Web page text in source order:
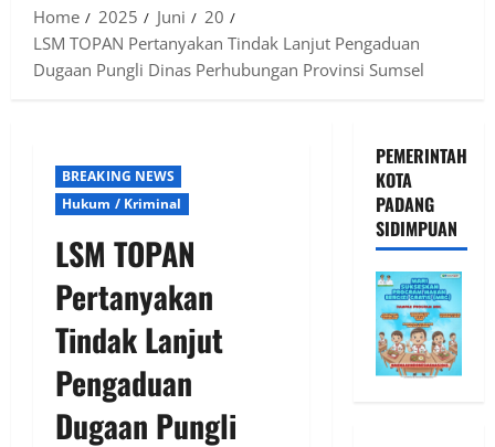
Home 2025 Juni
20
LSM TOPAN Pertanyakan Tindak Lanjut Pengaduan
Dugaan Pungli Dinas Perhubungan Provinsi Sumsel
BREAKING NEWS
Hukum / Kriminal
LSM TOPAN
Pertanyakan
Tindak Lanjut
Pengaduan
Dugaan Pungli
PEMERINTAH
KOTA
PADANG
SIDIMPUAN